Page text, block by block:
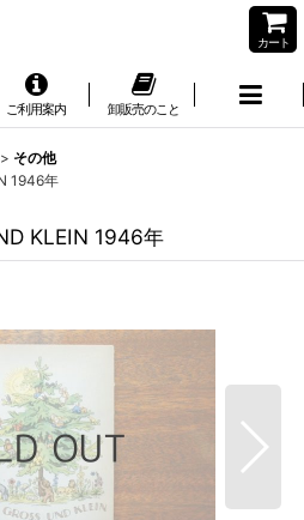
カート
ご利用案内 卸販売のこと
> その他
1946年
KLEIN 1946年